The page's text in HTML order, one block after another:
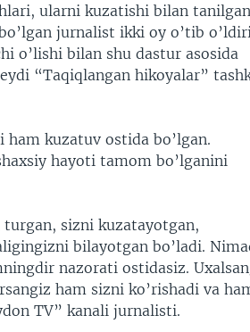
ularni kuzatishi bilan
jurnalist ikki oy o’tib
o’lishi bilan shu dastur asosida
“Taqiqlangan hikoyalar”
kuzatuv ostida bo’lgan.
hayoti tamom bo’lganini
sizni kuzatayotgan,
bilayotgan bo’ladi.
nazorati ostidasiz.
ham sizni ko’rishadi va
TV” kanali jurnalisti.